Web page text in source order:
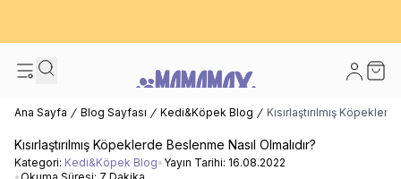
Hesabım
Ana Sayfa Blog Sayfası Kedi&Köpek Blog Kısırlaştırılmış
Kısırlaştırılmış Köpeklerde Beslenme Nasıl Olmalıdır?
Kategori: Kedi&Köpek Blog• Yayın Tarihi: 16.08.2022